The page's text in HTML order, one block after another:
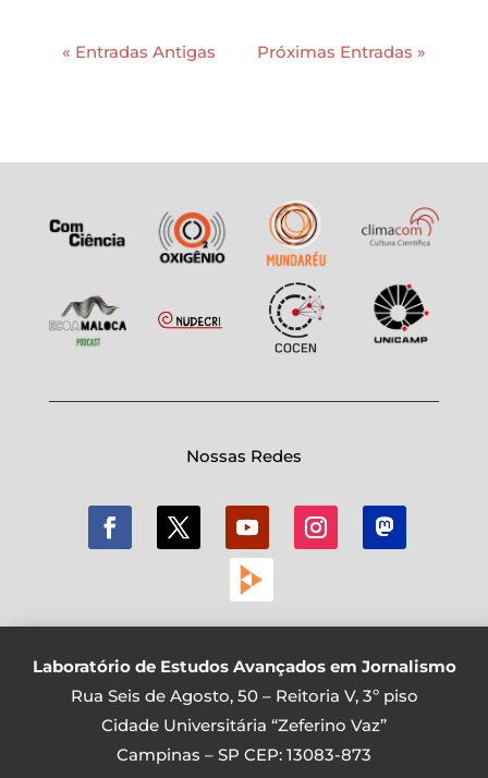
« Entradas Antigas Próximas Entradas »
Nossas Redes
Laboratório de Estudos Avançados em Jornalismo
Rua Seis de Agosto, 50 – Reitoria V, 3º piso
Cidade Universitária “Zeferino Vaz”
Campinas – SP CEP: 13083-873